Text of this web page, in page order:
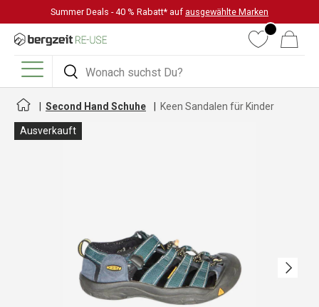
DIREKT ZUM INHALT
Summer Deals - 40 % Rabatt* auf ausgewählte Marken
Suchen
Suchen
WunschlisteWarenkorb
Menü
Second Hand Schuhe Keen Sandalen für Kinder
Ausverkauft
Nächste